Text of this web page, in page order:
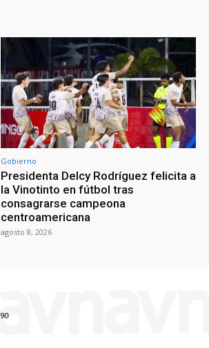
Gobierno
Presidenta Delcy Rodríguez felicita a
la Vinotinto en fútbol tras
consagrarse campeona
centroamericana
agosto 8, 2026